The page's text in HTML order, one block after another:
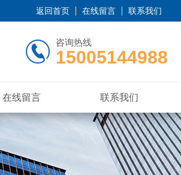
返回首页 在线留言 联系我们
咨询热线
15005144988
在线留言 联系我们